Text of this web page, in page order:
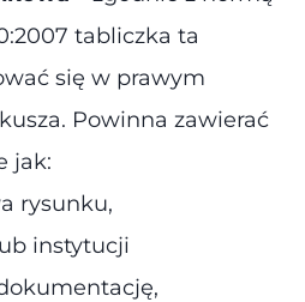
tabliczka ta
się w prawym
Powinna zawierać
jak:
rysunku,
instytucji